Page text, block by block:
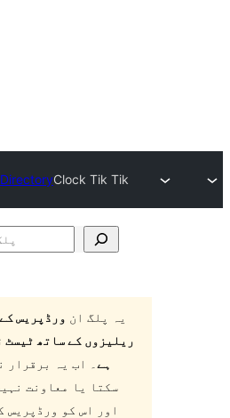
Clock Tik Tik
یہ پلگ ان
ریلیزوں کے ساتھ ٹیسٹ
ہے ۔ اب یہ برقرار
سکتا یا معاونت
اور اس کو ورڈپریس